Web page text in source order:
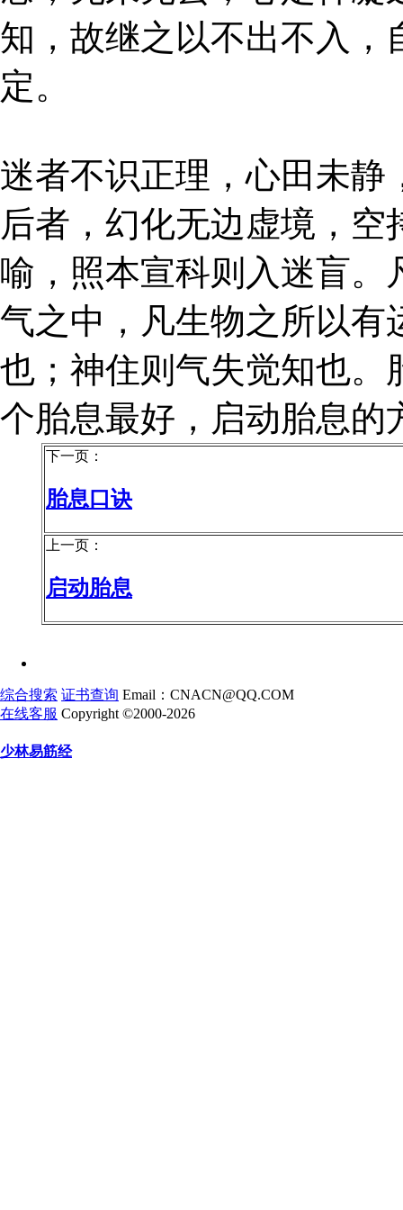
知，故继之以不出不入，
定。
迷者不识正理，心田未静
后者，幻化无边虚境，
喻，照本宣科则入迷盲。
气之中，凡生物之所以有
也；神住则气失觉知也。
个胎息最好，启动胎息的
下一页：
胎息口诀
上一页：
启动胎息
综合搜索 证书查询 Email：CNACN@QQ.COM
在线客服 Copyright ©2000-2026
少林易筋经